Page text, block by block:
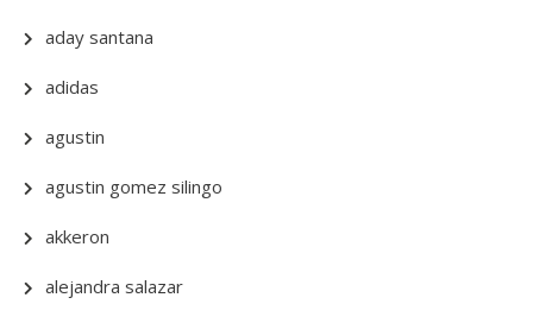
aday santana
adidas
agustin
agustin gomez silingo
akkeron
alejandra salazar